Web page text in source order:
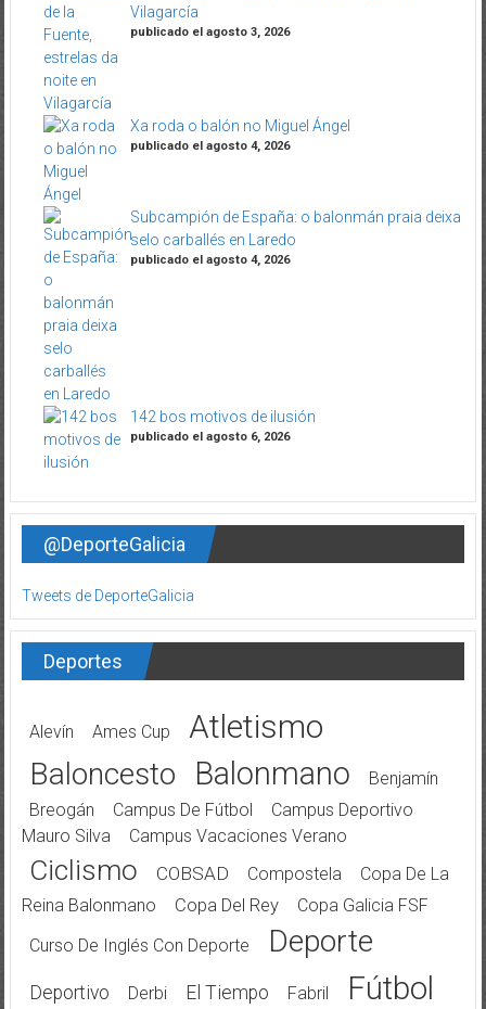
Vilagarcía
publicado el agosto 3, 2026
Xa roda o balón no Miguel Ángel
publicado el agosto 4, 2026
Subcampión de España: o balonmán praia deixa
selo carballés en Laredo
publicado el agosto 4, 2026
142 bos motivos de ilusión
publicado el agosto 6, 2026
@DeporteGalicia
Tweets de DeporteGalicia
Deportes
Alevín Ames Cup Atletismo
Baloncesto Balonmano
Benjamín
Breogán
Campus De Fútbol
Campus Deportivo
Mauro Silva
Campus Vacaciones Verano
Ciclismo COBSAD Compostela
Copa De La
Reina Balonmano
Copa Del Rey
Copa Galicia FSF
Curso De Inglés Con Deporte
Deporte
Deportivo Derbi El Tiempo Fabril Fútbol